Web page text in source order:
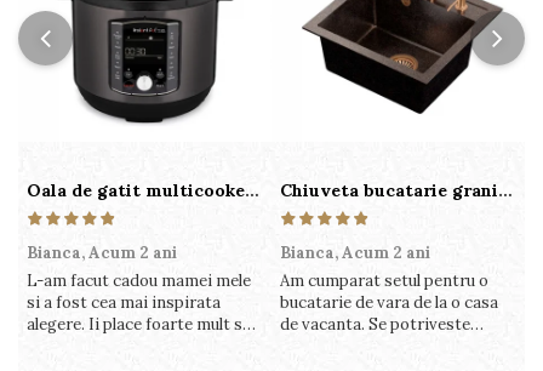
Oala de gatit multicooker 11 functii Instant Pot Pro Crisp 8 + Air Fryer 7.6 lt
Bianca,Acum 2 ani
L-am facut cadou mamei mele
si a fost cea mai inspirata
alegere. Ii place foarte mult sa
Chiuveta bucatarie granit cu finisaj negru perlat/cupru Steingran Art Copper cu dozator si baterie Quadron
Bianca,Acum 2 ani
Am cumparat setul pentru o
bucatarie de vara de la o casa
de vacanta. Se potriveste